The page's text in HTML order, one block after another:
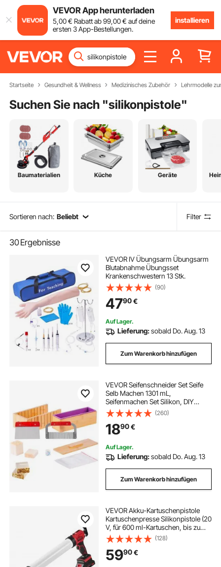
VEVOR App herunterladen
5,00€ Rabatt ab99,00€ auf deine
ersten 3 App-Bestellungen.
installieren
Startseite Gesundheit & Wellness Medizinisches Zubehör Lehrmodelle
Suchen Sie nach "silikonpistole"
Baumaterialien Küche Geräte
Sortieren nach: Beliebt Filter
30Ergebnisse
VEVOR IV Übungsarm Übungsarm
Blutabnahme Übungsset
Krankenschwestern 13 Stk.
(90)
4790€
Auf Lager.
Lieferung:sobald Do. Aug. 13
Zum Warenkorb hinzufügen
VEVOR Seifenschneider Set Seife
Selb Machen 1301 mL,
Seifenmachen Set Silikon, DIY
Seifenherstellung Handgefertigt
Seife Satz, Rechteckige Silikon Seife
Form mit Bambuskasten 278 x 142
x 93 mm
(260)
1890€
Auf Lager.
Lieferung:sobald Do. Aug. 13
Zum Warenkorb hinzufügen
VEVOR Akku-Kartuschenpistole
Kartuschenpresse Silikonpistole (20
V, für 600 ml-Kartuschen, bis zu
270 kg, 4-Gang einstellbare
Drehzahl, Inkl. Akku und Ladegerät)
Kompatibel mit Acrylsäure,
Klebstoffe
(128)
5990€